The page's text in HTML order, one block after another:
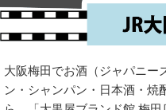
大阪梅田でお酒（ジャパニー
ン・シャンパン・日本酒・焼